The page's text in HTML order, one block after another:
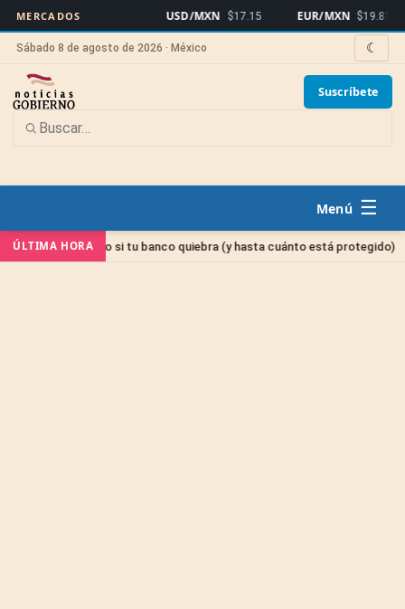
MERCADOS USD/MXN $17.15 EUR/MXN $19.81
Sábado 8 de agosto de 2026 · México ☾
Suscríbete
☰
ÚLTIMA HORA
dinero si tu banco quiebra (y hasta cuánto está protegido) Sin